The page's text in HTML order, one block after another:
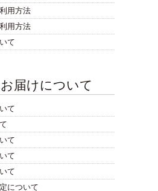
用方法
用方法
て
届けについて
て
て
て
て
について